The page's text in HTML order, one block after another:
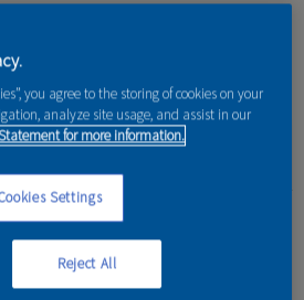
Lucia
you agree to the storing of cookies on your
analyze site usage, and assist in our
for more information.
Settings
Reject All